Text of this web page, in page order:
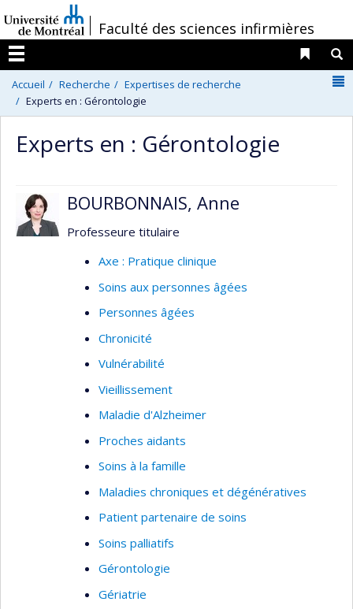
au
contenu
/Faculté des sciences infirmières
Menu
Liens
Accueil Recherche
Expertises de recherche
Experts en : Gérontologie
Experts en : Gérontologie
BOURBONNAIS, Anne
Professeure titulaire
Axe : Pratique clinique
Soins aux personnes âgées
Personnes âgées
Chronicité
Vulnérabilité
Vieillissement
Maladie d'Alzheimer
Proches aidants
Soins à la famille
Maladies chroniques et dégénératives
Patient partenaire de soins
Soins palliatifs
Gérontologie
Gériatrie